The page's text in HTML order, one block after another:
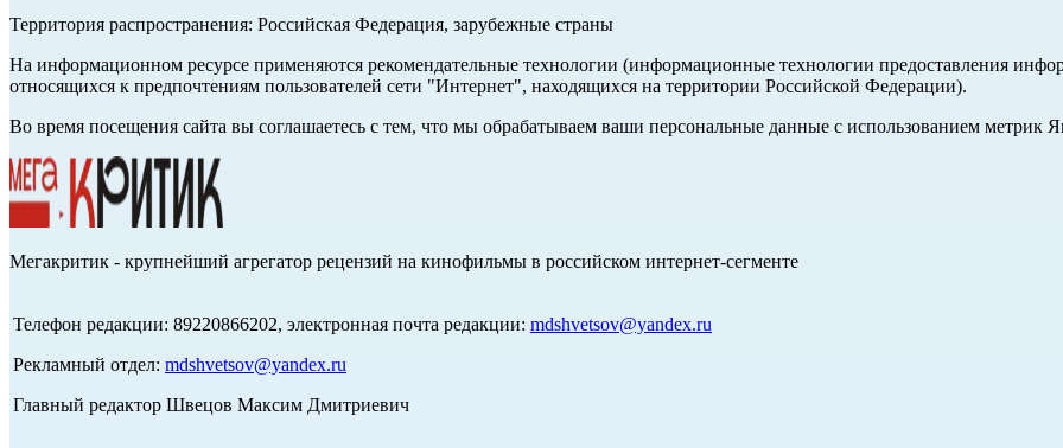
Территория распространения: Российская Федерация, зарубежные страны
На информационном ресурсе применяются рекомендательные технологии (информационные технологии предоставления
относящихся к предпочтениям пользователей сети "Интернет", находящихся на территории Российской Федерации).
Во время посещения сайта вы соглашаетесь с тем, что мы обрабатываем ваши персональные данные с использованием метрик
Мегакритик - крупнейший агрегатор рецензий на кинофильмы в российском интернет-сегменте
Телефон редакции: 89220866202, электронная почта редакции: mdshvetsov@yandex.ru
Рекламный отдел: mdshvetsov@yandex.ru
Главный редактор Швецов Максим Дмитриевич